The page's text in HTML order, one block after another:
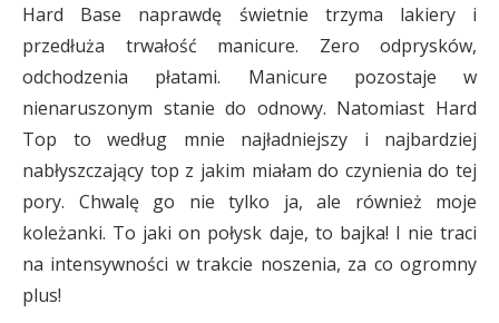
Hard Base naprawdę świetnie trzyma lakiery i
przedłuża trwałość manicure. Zero odprysków,
odchodzenia płatami. Manicure pozostaje w
nienaruszonym stanie do odnowy. Natomiast Hard
Top to według mnie najładniejszy i najbardziej
nabłyszczający top z jakim miałam do czynienia do tej
pory. Chwalę go nie tylko ja, ale również moje
koleżanki. To jaki on połysk daje, to bajka! I nie traci
na intensywności w trakcie noszenia, za co ogromny
plus!